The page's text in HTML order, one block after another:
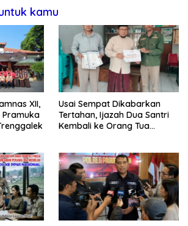
kamu
XII,
Pramuka
Usai Sempat Dikabarkan
Tertahan, Ijazah Dua Santri
Kembali ke Orang Tua